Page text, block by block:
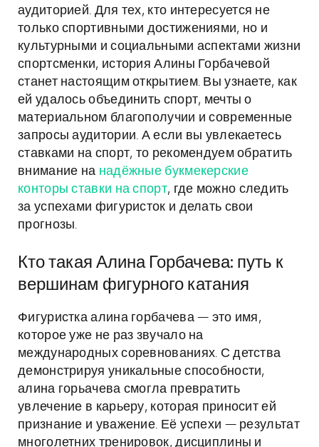
аудиторией. Для тех, кто интересуется не
только спортивными достижениями, но и
культурными и социальными аспектами жизни
спортсменки, история Алины Горбачевой
станет настоящим открытием. Вы узнаете, как
ей удалось объединить спорт, мечты о
материальном благополучии и современные
запросы аудитории. А если вы увлекаетесь
ставками на спорт, то рекомендуем обратить
внимание на надёжные букмекерские
конторы ставки на спорт, где можно следить
за успехами фигуристок и делать свои
прогнозы.
Кто такая Алина Горбачева: путь к
вершинам фигурного катания
Фигуристка алина горбачева — это имя,
которое уже не раз звучало на
международных соревнованиях. С детства
демонстрируя уникальные способности,
алина горьачева смогла превратить
увлечение в карьеру, которая приносит ей
признание и уважение. Её успехи — результат
многолетних тренировок, дисциплины и